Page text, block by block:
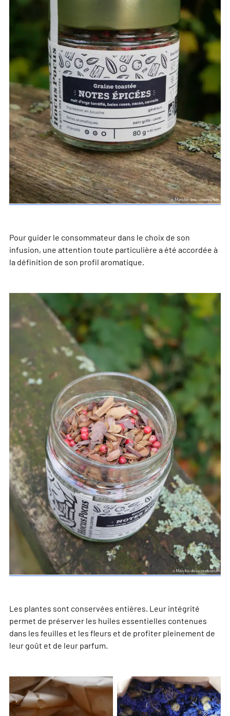
Pour guider le consommateur dans le choix de son
infusion, une attention toute particulière a été accordée à
la définition de son profil aromatique.
Les plantes sont conservées entières. Leur intégrité
permet de préserver les huiles essentielles contenues
dans les feuilles et les fleurs et de profiter pleinement de
leur goût et de leur parfum.